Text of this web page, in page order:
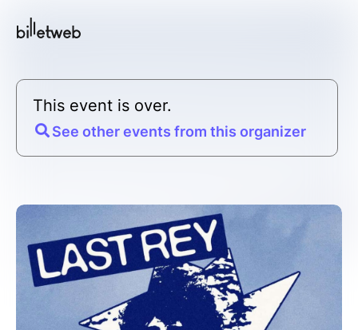
This event is over.
See other events from this organizer